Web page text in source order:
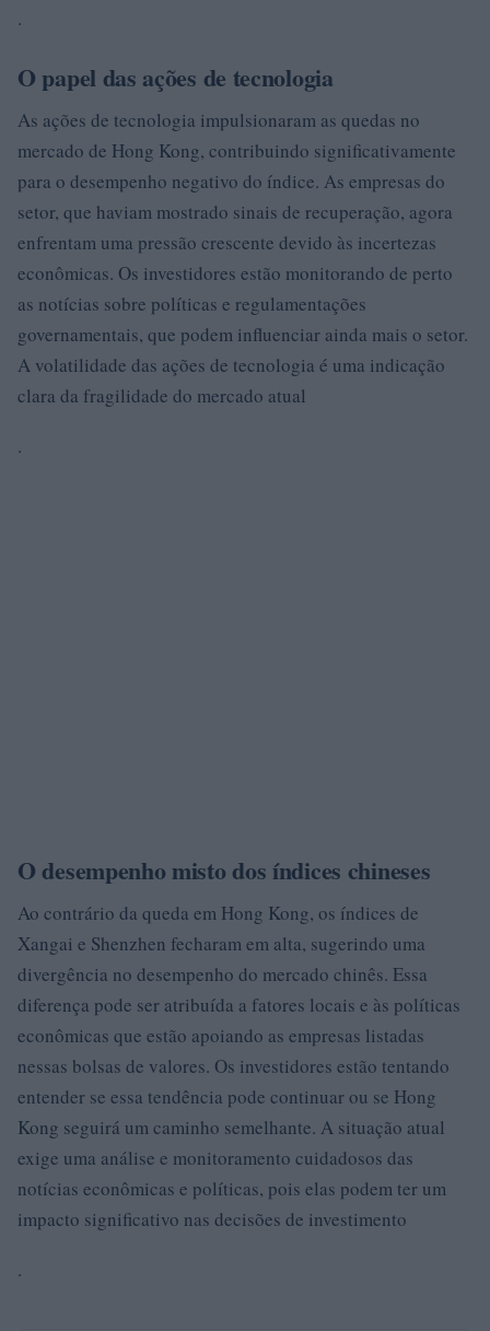
.
O papel das ações de tecnologia
As ações de tecnologia impulsionaram as quedas no
mercado de Hong Kong, contribuindo significativamente
para o desempenho negativo do índice. As empresas do
setor, que haviam mostrado sinais de recuperação, agora
enfrentam uma pressão crescente devido às incertezas
econômicas. Os investidores estão monitorando de perto
as notícias sobre políticas e regulamentações
governamentais, que podem influenciar ainda mais o setor.
A volatilidade das ações de tecnologia é uma indicação
clara da fragilidade do mercado atual
.
O desempenho misto dos índices chineses
Ao contrário da queda em Hong Kong, os índices de
Xangai e Shenzhen fecharam em alta, sugerindo uma
divergência no desempenho do mercado chinês. Essa
diferença pode ser atribuída a fatores locais e às políticas
econômicas que estão apoiando as empresas listadas
nessas bolsas de valores. Os investidores estão tentando
entender se essa tendência pode continuar ou se Hong
Kong seguirá um caminho semelhante. A situação atual
exige uma análise e monitoramento cuidadosos das
notícias econômicas e políticas, pois elas podem ter um
impacto significativo nas decisões de investimento
.